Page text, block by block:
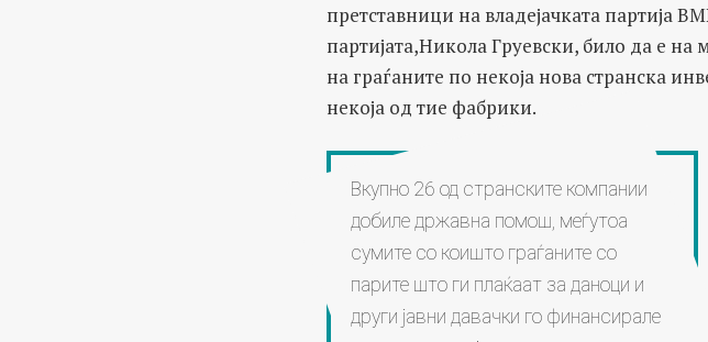
претставници на владејачката партија
партијата,Никола Груевски, било да е
на граѓаните по некоја нова странска
некоја од тие фабрики.
Вкупно 26 од странските компании
добиле државна помош, меѓутоа
сумите со коишто граѓаните со
парите што ги плаќаат за даноци и
други јавни давачки го финансирале